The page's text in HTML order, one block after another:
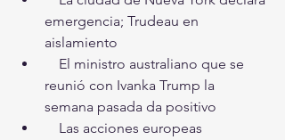
emergencia; Trudeau en
aislamiento
reunió con Ivanka Trump la
semana pasada da positivo